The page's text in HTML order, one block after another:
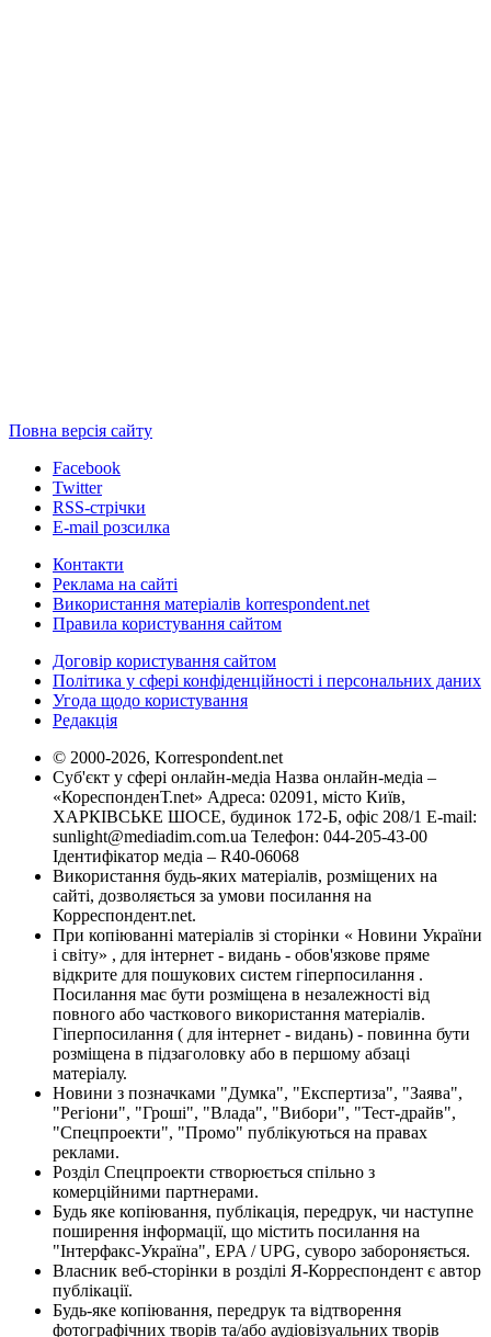
Повна версія сайту
Facebook
Twitter
RSS-стрічки
E-mail розсилка
Контакти
Реклама на сайті
Використання матеріалів korrespondent.net
Правила користування сайтом
Договір користування сайтом
Політика у сфері конфіденційності і персональних даних
Угода щодо користування
Редакція
© 2000-2026, Korrespondent.net
Суб'єкт у сфері онлайн-медіа Назва онлайн-медіа –
«КореспонденТ.net» Адреса: 02091, місто Київ,
ХАРКІВСЬКЕ ШОСЕ, будинок 172-Б, офіс 208/1 E-mail:
sunlight@mediadim.com.ua Телефон: 044-205-43-00
Ідентифікатор медіа – R40-06068
Використання будь-яких матеріалів, розміщених на
сайті, дозволяється за умови посилання на
Корреспондент.net.
При копіюванні матеріалів зі сторінки « Новини України
і світу» , для інтернет - видань - обов'язкове пряме
відкрите для пошукових систем гіперпосилання .
Посилання має бути розміщена в незалежності від
повного або часткового використання матеріалів.
Гіперпосилання ( для інтернет - видань) - повинна бути
розміщена в підзаголовку або в першому абзаці
матеріалу.
Новини з позначками "Думка", "Експертиза", "Заява",
"Регіони", "Гроші", "Влада", "Вибори", "Тест-драйв",
"Спецпроекти", "Промо" публікуються на правах
реклами.
Розділ Спецпроекти створюється спільно з
комерційними партнерами.
Будь яке копіювання, публікація, передрук, чи наступне
поширення інформації, що містить посилання на
"Інтерфакс-Україна", EPA / UPG, суворо забороняється.
Власник веб-сторінки в розділі Я-Корреспондент є автор
публікації.
Будь-яке копіювання, передрук та відтворення
фотографічних творів та/або аудіовізуальних творів